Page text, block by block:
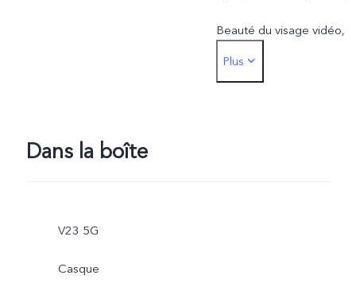
Beauté du visage vidéo,
vidéo double vue, Slo-Mo,
Plus
Dans la boîte
V23 5G
Casque